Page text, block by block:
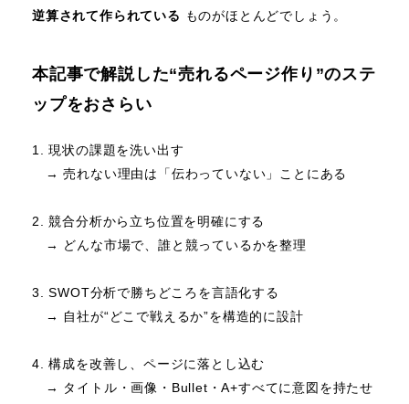
逆算されて作られている ものがほとんどでしょう。
本記事で解説した“売れるページ作り”のステ
ップをおさらい
1. 現状の課題を洗い出す
→ 売れない理由は「伝わっていない」ことにある
2. 競合分析から立ち位置を明確にする
→ どんな市場で、誰と競っているかを整理
3. SWOT分析で勝ちどころを言語化する
→ 自社が“どこで戦えるか”を構造的に設計
4. 構成を改善し、ページに落とし込む
→ タイトル・画像・Bullet・A+すべてに意図を持たせ